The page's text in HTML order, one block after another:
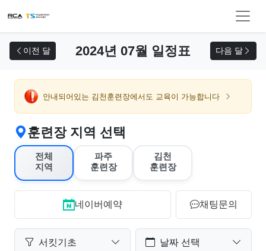
이전 달 2024년 07월 일정표 다음 달
안내되어있는 김천훈련장에서도 교육이 가능합니다
훈련장 지역 선택
전체
지역
파주
훈련장
김천
훈련장
네이버예약 채팅문의
서킷기초 날짜 선택